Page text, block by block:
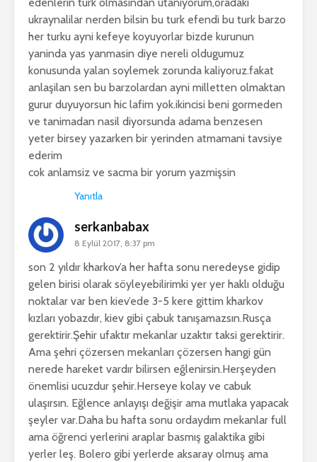
ukraynalilar nerden bilsin bu turk efendi bu turk barzo
her turku ayni kefeye koyuyorlar bizde kurunun
yaninda yas yanmasin diye nereli oldugumuz
konusunda yalan soylemek zorunda kaliyoruz.fakat
anlaşilan sen bu barzolardan ayni milletten olmaktan
gurur duyuyorsun hic lafim yok.ikincisi beni gormeden
ve tanimadan nasil diyorsunda adama benzesen
yeter birsey yazarken bir yerinden atmamani tavsiye
ederim
cok anlamsiz ve sacma bir yorum yazmişsin
Yanıtla
serkanbabax
8 Eylül 2017, 8:37 pm
son 2 yıldır kharkov’a her hafta sonu neredeyse gidip
gelen birisi olarak söyleyebilirimki yer yer haklı olduğu
noktalar var ben kiev’ede 3-5 kere gittim kharkov
kızları yobazdır, kiev gibi çabuk tanışamazsın.Rusça
gerektirir.Şehir ufaktır mekanlar uzaktır taksi gerektirir.
Ama şehri çözersen mekanları çözersen hangi gün
nerede hareket vardır bilirsen eğlenirsin.Herşeyden
önemlisi ucuzdur şehir.Herseye kolay ve cabuk
ulaşırsın. Eğlence anlayışı değişir ama mutlaka yapacak
şeyler var.Daha bu hafta sonu ordaydım mekanlar full
ama öğrenci yerlerini araplar basmış galaktika gibi
yerler leş. Bolero gibi yerlerde aksaray olmuş ama